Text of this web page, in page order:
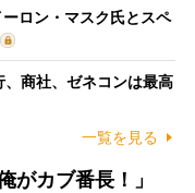
ーロン・マスク氏とスペ
、商社、ゼネコンは最高
一覧を見る
がカブ番長！」